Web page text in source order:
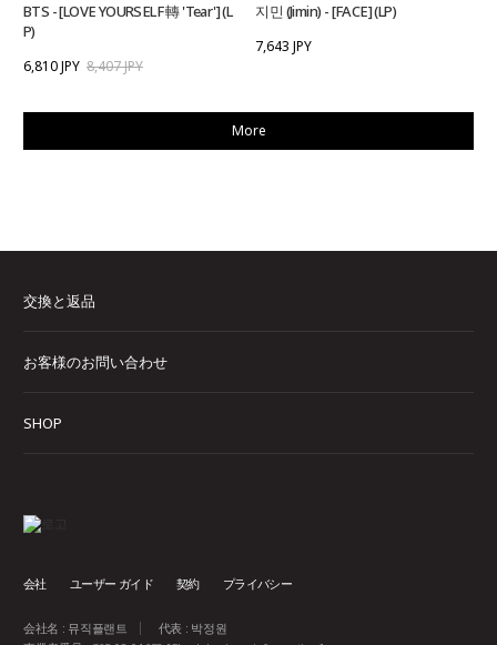
BTS - [LOVE YOURSELF 轉 'Tear'] (L
P)
6,810 JPY 8,407 JPY
지민 (Jimin) - [FACE] (LP)
7,643 JPY
More
交換と返品
お客様のお問い合わせ
SHOP
会社 ユーザー ガイド 契約 プライバシー
会社名 : 뮤직플랜트
代表 : 박정원